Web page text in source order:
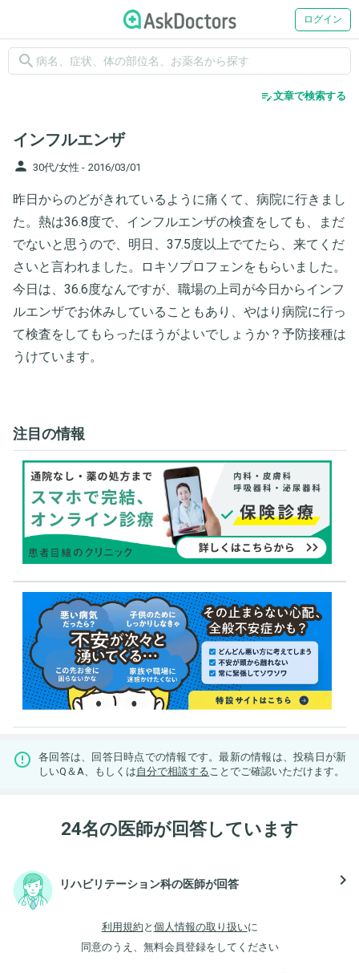
ログイン
search
edit_note文章で検索する
インフルエンザ
person 30代/女性 - 2016/03/01
昨日からのどがきれているように痛くて、病院に行きまし
た。熱は36.8度で、インフルエンザの検査をしても、まだ
でないと思うので、明日、37.5度以上でてたら、来てくだ
さいと言われました。ロキソプロフェンをもらいました。
今日は、36.6度なんですが、職場の上司が今日からインフ
ルエンザでお休みしていることもあり、やはり病院に行っ
て検査をしてもらったほうがよいでしょうか？予防接種は
うけています。
注目の情報
各回答は、回答日時点での情報です。最新の情報は、投稿日が新
しいQ＆A、もしくは自分で相談する ことでご確認いただけます。
24名の医師が回答しています
リハビリテーション科の医師が回答 navigate_next
利用規約 と 個人情報の取り扱いに
同意のうえ、無料会員登録をしてください